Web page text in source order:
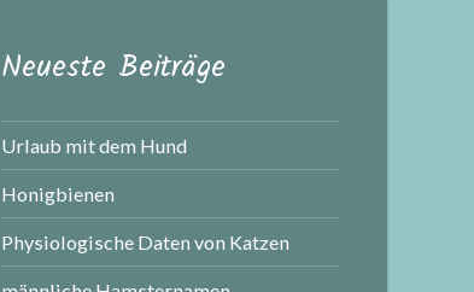
Neueste Beiträge
Urlaub mit dem Hund
Honigbienen
Physiologische Daten von Katzen